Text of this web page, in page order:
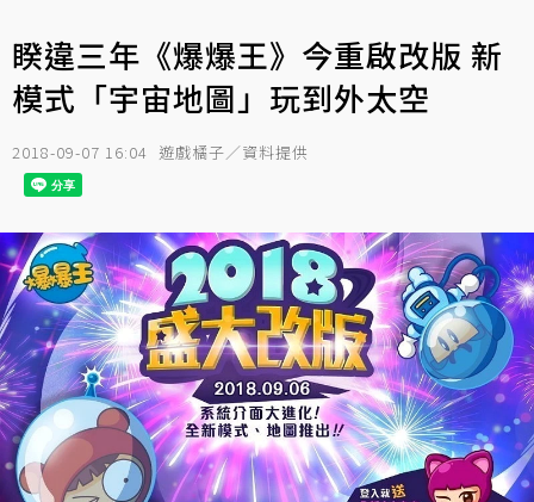
睽違三年《爆爆王》今重啟改版 新
模式「宇宙地圖」玩到外太空
2018-09-07 16:04 遊戲橘子／資料提供